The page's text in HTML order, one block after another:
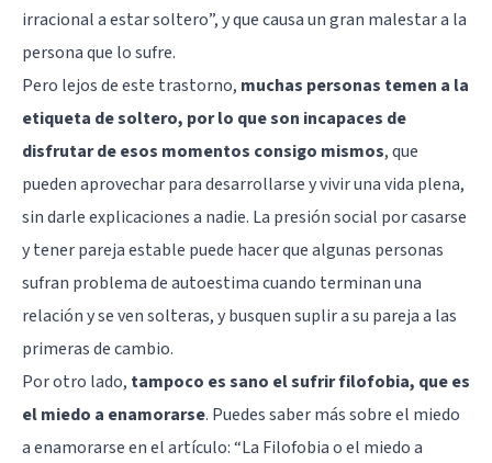
irracional a estar soltero”, y que causa un gran malestar a la
persona que lo sufre.
Pero lejos de este trastorno, muchas personas temen a la
etiqueta de soltero, por lo que son incapaces de
disfrutar de esos momentos consigo mismos, que
pueden aprovechar para desarrollarse y vivir una vida plena,
sin darle explicaciones a nadie. La presión social por casarse
y tener pareja estable puede hacer que algunas personas
sufran problema de autoestima cuando terminan una
relación y se ven solteras, y busquen suplir a su pareja a las
primeras de cambio.
Por otro lado, tampoco es sano el sufrir filofobia, que es
el miedo a enamorarse. Puedes saber más sobre el miedo
a enamorarse en el artículo: “La Filofobia o el miedo a